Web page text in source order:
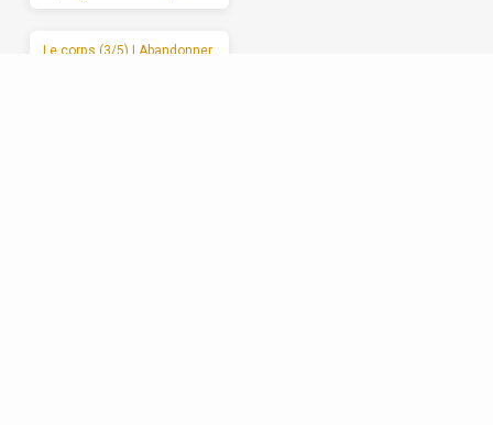
Le corps (3/5) | Abandonner